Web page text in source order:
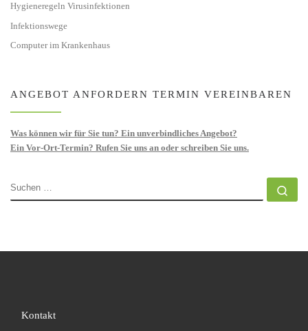
Hygieneregeln Virusinfektionen
Infektionswege
Computer im Krankenhaus
ANGEBOT ANFORDERN TERMIN VEREINBAREN
Was können wir für Sie tun? Ein unverbindliches Angebot?
Ein Vor-Ort-Termin? Rufen Sie uns an oder schreiben Sie uns.
SUCHE
Kontakt